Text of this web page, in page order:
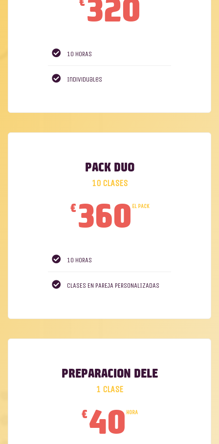
320
10 HORAS
Individuales
PACK DUO
10 CLASES
€ 360 EL PACK
10 HORAS
CLASES EN PAREJA PERSONALIZADAS
PREPARACIÓN DELE
1 CLASE
€40 HORA